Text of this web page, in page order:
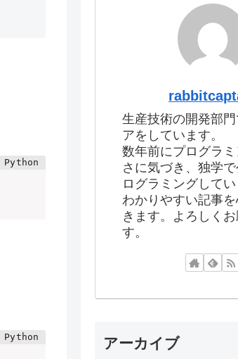
生産技術の開発部
アをしています。
数年前にプログラ
さに気づき、独学
ログラミングしてい
わかりやすい記事
きます。よろしくお
す。
アーカイブ